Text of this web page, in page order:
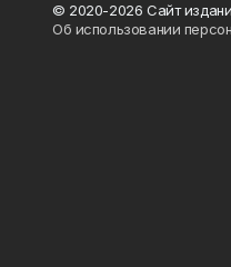
© 2020-2026 Сайт
Об использовании